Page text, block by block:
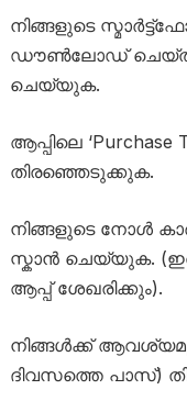
നിങ്ങളുടെ
ഡൗൺലോഡ് ചെയ്ത്
ചെയ്യുക.
ആപ്പിലെ
തിരഞ്ഞെടുക്കുക.
നിങ്ങളുടെ നോൾ
സ്കാൻ ചെയ്യുക.
ആപ്പ് ശേഖരിക്കും).
നിങ്ങൾക്ക്
ദിവസത്തെ പാസ്)